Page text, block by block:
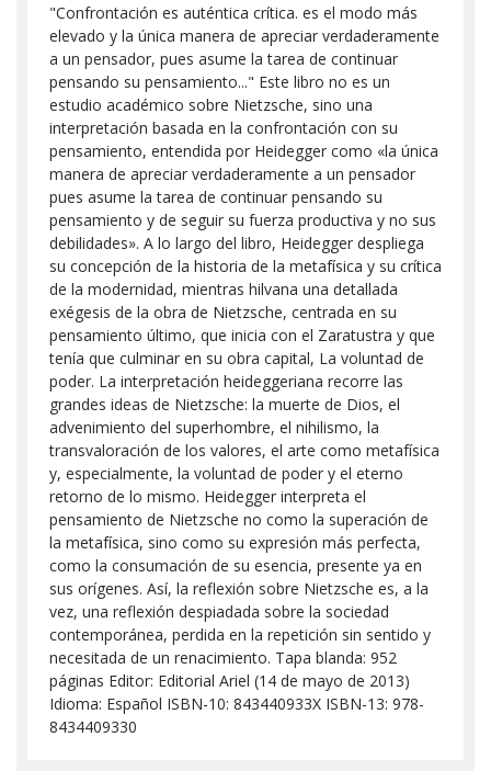
"Confrontación es auténtica crítica. es el modo más
elevado y la única manera de apreciar verdaderamente
a un pensador, pues asume la tarea de continuar
pensando su pensamiento..." Este libro no es un
estudio académico sobre Nietzsche, sino una
interpretación basada en la confrontación con su
pensamiento, entendida por Heidegger como «la única
manera de apre­ciar verdaderamente a un pensador
pues asume la tarea de continuar pensando su
pensamiento y de seguir su fuerza pro­ductiva y no sus
debilidades». A lo largo del libro, Heidegger despliega
su concepción de la historia de la metafísica y su crítica
de la modernidad, mientras hilvana una detallada
exégesis de la obra de Nietzsche, centrada en su
pensamiento último, que inicia con el Zaratustra y que
tenía que culminar en su obra capital, La voluntad de
poder. La interpretación heideggeriana recorre las
grandes ideas de Nietzsche: la muerte de Dios, el
advenimiento del superhombre, el nihilismo, la
transvaloración de los valores, el arte como metafísica
y, especialmente, la voluntad de poder y el eterno
retorno de lo mismo. Heidegger interpreta el
pensamiento de Nietzsche no como la superación de
la metafísica, sino como su expresión más perfecta,
como la consumación de su esencia, presente ya en
sus orígenes. Así, la reflexión sobre Nietzsche es, a la
vez, una reflexión despiadada sobre la sociedad
contemporánea, perdida en la repetición sin sentido y
necesitada de un renacimiento. Tapa blanda: 952
páginas Editor: Editorial Ariel (14 de mayo de 2013)
Idioma: Español ISBN-10: 843440933X ISBN-13: 978-
8434409330